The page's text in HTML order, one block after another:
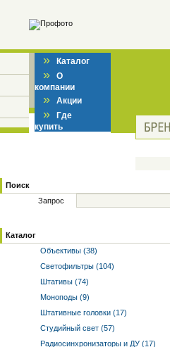
» Каталог
» О
компании
» Акции
» Где
купить
Поиск
Запрос
Каталог
Объективы (38)
Светофильтры (104)
Штативы (74)
Моноподы (9)
Штативные головки (17)
Студийный свет (57)
Радиосинхронизаторы и ДУ (17)